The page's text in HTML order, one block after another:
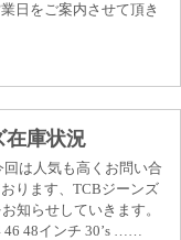
日をご案内させて頂き
在庫状況
は人気も高くお問い合
ります、TCBジーンズ
知らせしていきます。
46 48インチ 30’s ……